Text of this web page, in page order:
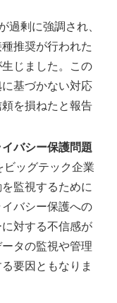
過剰に強調され、
推奨が行われた
じました。この
基づかない対応
を損ねたと報告
バシー保護問題
ビッグテック企業
監視するために
バシー保護への
対する不信感が
タの監視や管理
要因ともなりま